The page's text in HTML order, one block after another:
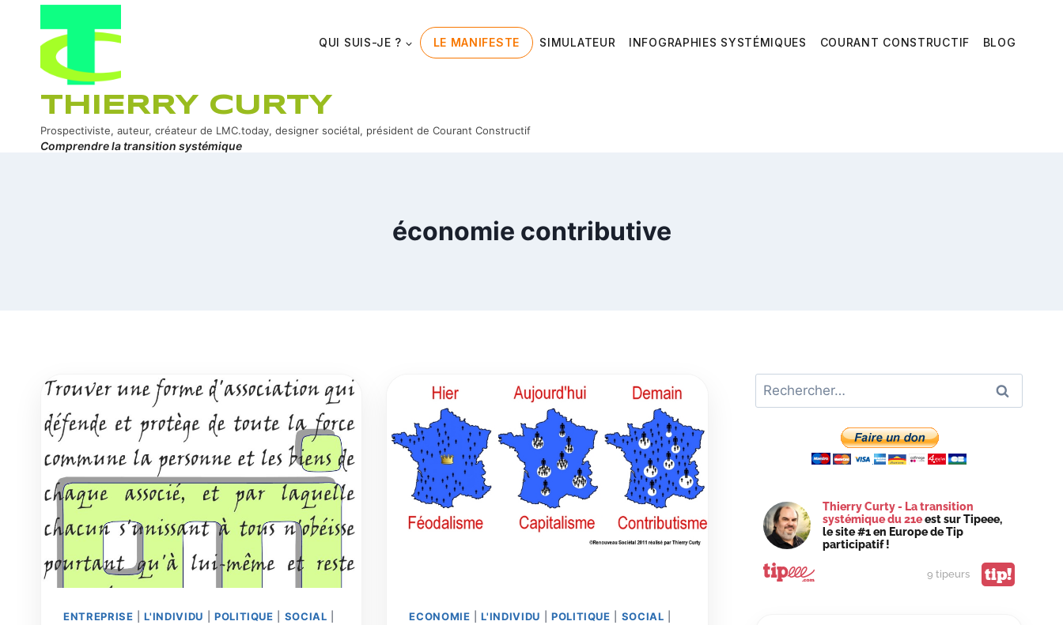
QUI SUIS-JE ? LE MANIFESTE SIMULATEUR INFOGRAPHIES SYSTÉMIQUES COURANT CONSTRUCTIF BLOG
THIERRY CURTY
Prospectiviste, auteur, créateur de LMC.today, designer sociétal, président de Courant Constructif
Comprendre la transition systémique
économie contributive
ENTREPRISE |L'INDIVIDU POLITIQUE SOCIAL ECONOMIE |L'INDIVIDU POLITIQUE SOCIAL
Rechercher :
Thierry Curty - La transition
systémique du 21eest sur Tipeee,
le site #1 en Europe de Tip
participatif !
9 tipeurs tip!